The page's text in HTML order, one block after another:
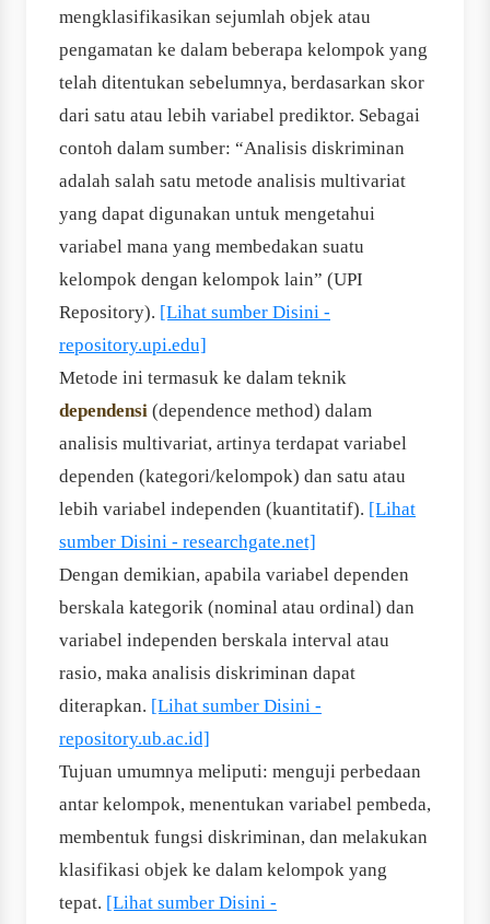
mengklasifikasikan sejumlah objek atau
pengamatan ke dalam beberapa kelompok yang
telah ditentukan sebelumnya, berdasarkan skor
dari satu atau lebih variabel prediktor. Sebagai
contoh dalam sumber: “Analisis diskriminan
adalah salah satu metode analisis multivariat
yang dapat digunakan untuk mengetahui
variabel mana yang membedakan suatu
kelompok dengan kelompok lain” (UPI
Repository). [Lihat sumber Disini -
repository.upi.edu]
Metode ini termasuk ke dalam teknik
dependensi (dependence method) dalam
analisis multivariat, artinya terdapat variabel
dependen (kategori/kelompok) dan satu atau
lebih variabel independen (kuantitatif). [Lihat
sumber Disini - researchgate.net]
Dengan demikian, apabila variabel dependen
berskala kategorik (nominal atau ordinal) dan
variabel independen berskala interval atau
rasio, maka analisis diskriminan dapat
diterapkan. [Lihat sumber Disini -
repository.ub.ac.id]
Tujuan umumnya meliputi: menguji perbedaan
antar kelompok, menentukan variabel pembeda,
membentuk fungsi diskriminan, dan melakukan
klasifikasi objek ke dalam kelompok yang
tepat. [Lihat sumber Disini -